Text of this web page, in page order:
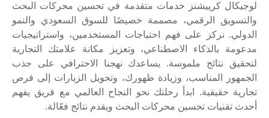
لوجيكال كرييشنز خدمات متقدمة في تحسين محركات البحث
والتسويق الرقمي، مصممة خصيصًا للسوق السعودي والنمو
الدولي. نركز على فهم احتياجات المستخدمين، واستراتيجيات
مدعومة بالذكاء الاصطناعي، وتعزيز مكانة علامتك التجارية
لتحقيق نتائج ملموسة. يساعدك نهجنا الاحترافي على جذب
الجمهور المناسب، وزيادة ظهورك، وتحويل الزيارات إلى فرص
تجارية حقيقية. ابدأ رحلتك نحو النجاح العالمي مع فريق يفهم
أحدث تقنيات تحسين محركات البحث ويقدم نتائج فعّالة.